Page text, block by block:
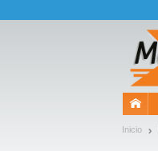
Inicio